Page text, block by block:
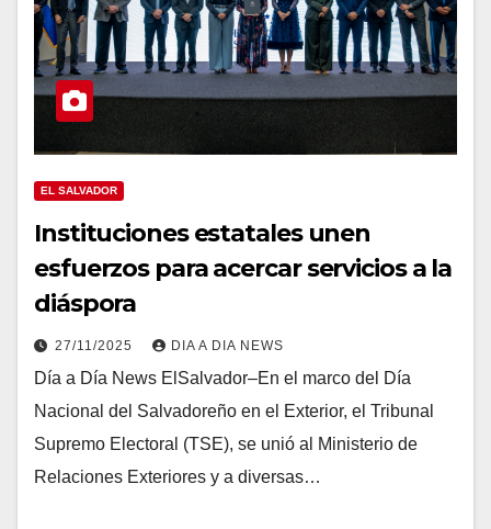
EL SALVADOR
Instituciones estatales unen
esfuerzos para acercar servicios a la
diáspora
27/11/2025 DIA A DIA NEWS
Día a Día News ElSalvador–En el marco del Día
Nacional del Salvadoreño en el Exterior, el Tribunal
Supremo Electoral (TSE), se unió al Ministerio de
Relaciones Exteriores y a diversas…